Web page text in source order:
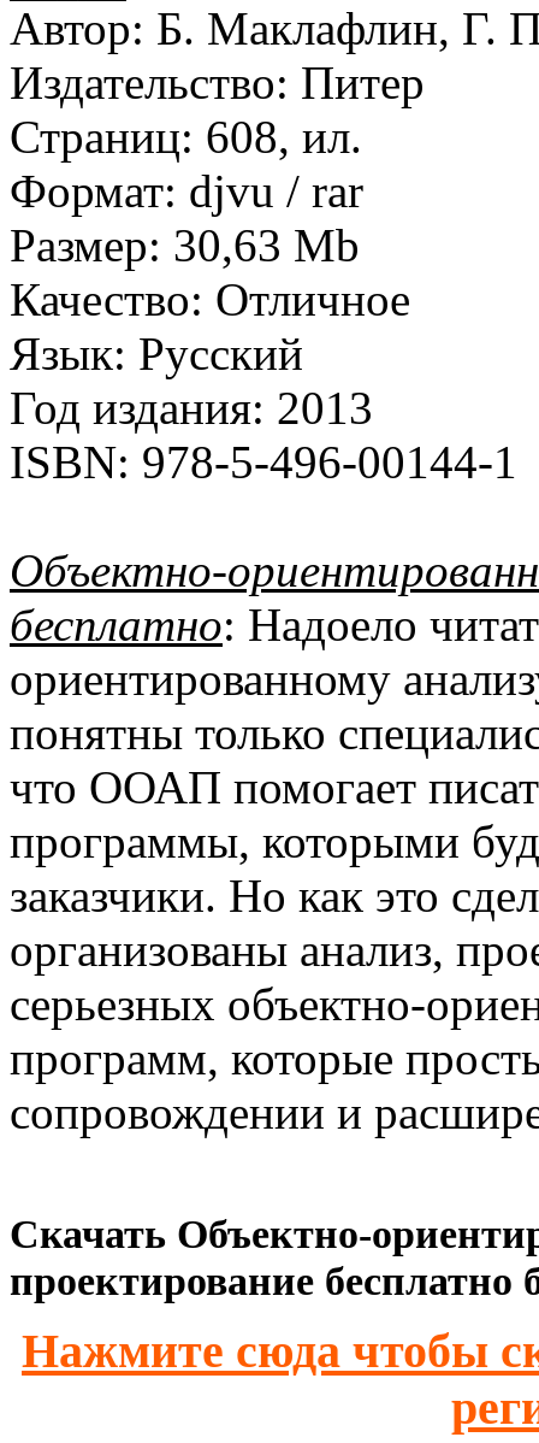
Автор: Б. Маклафлин, Г.
Издательство: Питер
Страниц: 608, ил.
Формат: djvu / rar
Размер: 30,63 Mb
Качество: Отличное
Язык: Русский
Год издания: 2013
ISBN: 978-5-496-00144-1
Объектно-
бесплатно: Надоело
ориентированному
понятны только
что ООАП помогает
программы, которыми
заказчики. Но как это
организованы анализ,
серьезных объектно-
программ, которые
сопровождении и
Скачать Объектно-
проектирование бесплатно
Нажмите сюда чтобы